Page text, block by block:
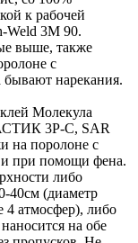
к рабочей
Weld 3M 90.
выше, также
с
нарекания.
Молекула
3P-C, SAR
на поролоне с
и при помощи фена.
либо
40см (диаметр
4 атмосфер), либо
на обе